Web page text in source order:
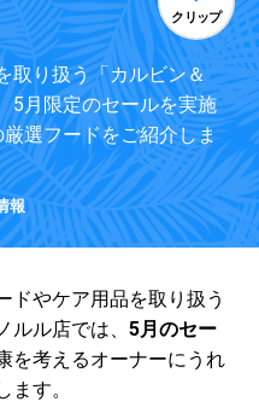
クリップ
取り扱う「カルビン＆
5月限定のセールを実施
選フードをご紹介しま
報
ドやケア用品を取り扱う
ルル店では、 5月のセー
を考えるオーナーにうれ
す。